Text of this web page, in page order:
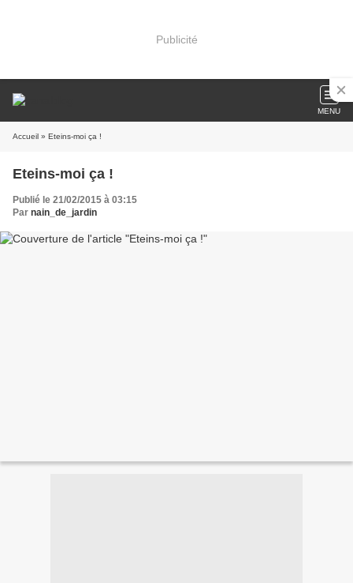
Publicité
MENU
Accueil » Eteins-moi ça !
Eteins-moi ça !
Publié le 21/02/2015 à 03:15
Par nain_de_jardin